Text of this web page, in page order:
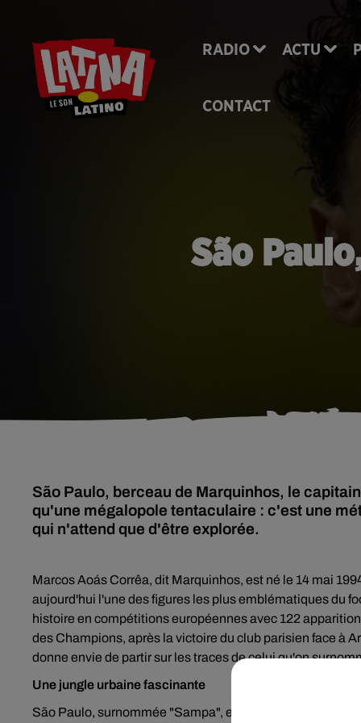
RADIO ACTU
CONTACT
São
São Paulo, berceau de Marquinhos, le
qu'une mégalopole tentaculaire : c'est une
qui n'attend que d'être explorée.
Marcos Aoás Corrêa, dit Marquinhos, est né le 14 mai
aujourd'hui l'une des figures les plus emblématiques du
histoire en compétitions européennes avec 122
des Champions, après la victoire du club parisien face à
donne envie de partir sur les traces de celui qu'on
Une jungle urbaine fascinante
São Paulo, surnommée "Sampa", est un véritable carrefour